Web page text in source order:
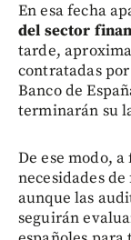
En esa fecha
del sector
tarde,
contratadas
Banco de
terminarán su
De ese modo,
necesidades
aunque las
seguirán